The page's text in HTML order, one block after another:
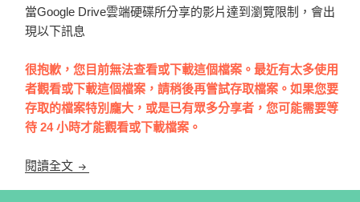
當Google Drive雲端硬碟所分享的影片達到瀏覽限制，會出
現以下訊息
很抱歉，您目前無法查看或下載這個檔案。最近有太多使用
者觀看或下載這個檔案，請稍後再嘗試存取檔案。如果您要
存取的檔案特別龐大，或是已有眾多分享者，您可能需要等
待 24 小時才能觀看或下載檔案。
閱讀全文 【教學】破解Google雲端 線上影片超過限制無法觀